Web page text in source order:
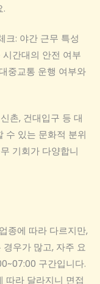
.
크: 야간 근무 특성
간대의 안전 여부
중교통 운행 여부와
촌, 건대입구 등 대
수 있는 문화적 분위
기회가 다양합니
종에 따라 다르지만,
우가 많고, 자주 요
구간입니다.
따라 달라지니 면접